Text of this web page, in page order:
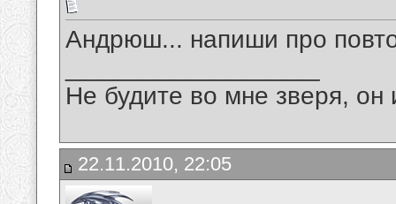
Андрюш... напиши про
Не будите во мне зверя, он
22.11.2010, 22:05